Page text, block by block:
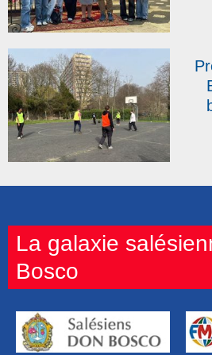
La galaxie
Bosco